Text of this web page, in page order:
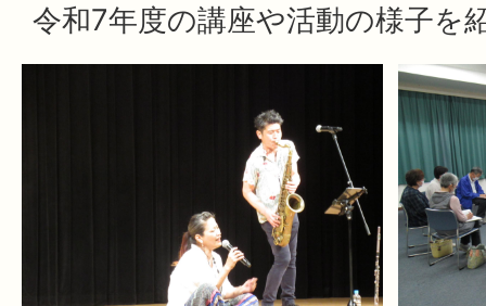
令和7年度の講座や活動の様子を